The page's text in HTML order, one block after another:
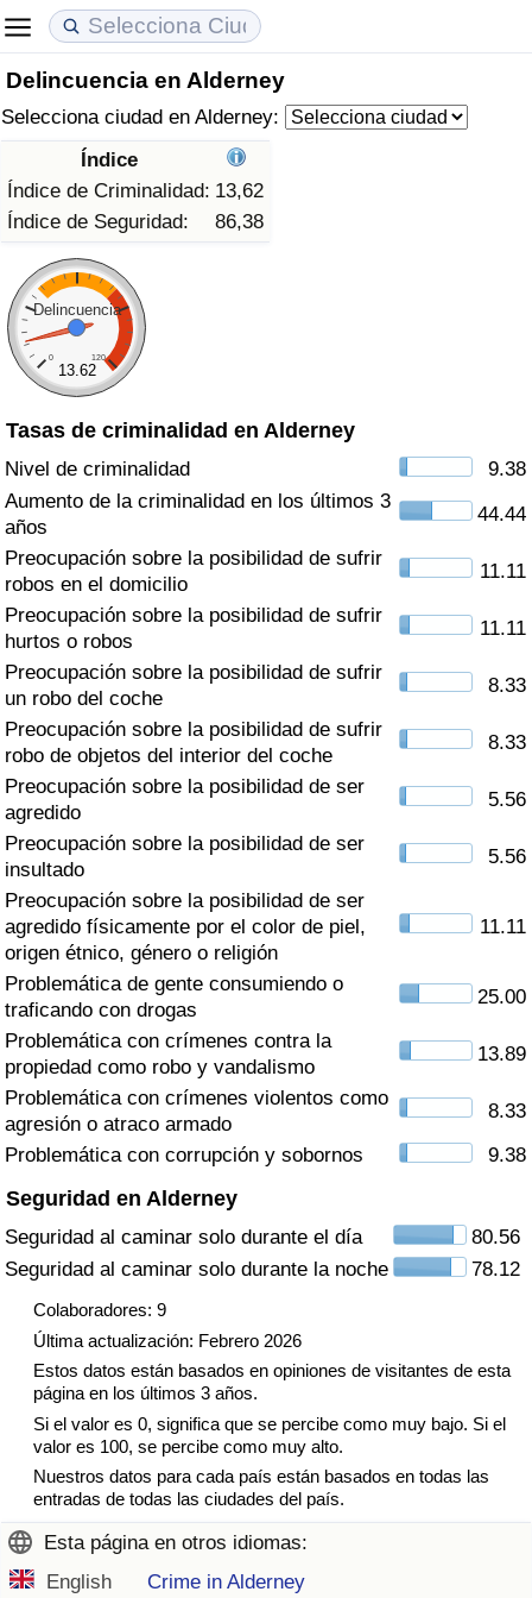
Delincuencia en Alderney
Selecciona ciudad en Alderney:
Índice
Índice de Criminalidad: 13,62
Índice de Seguridad:
86,38
Delincuencia
0 120
13.62
Tasas de criminalidad en Alderney
Nivel de criminalidad
9.38
Aumento de la criminalidad en los últimos 3
años
44.44
Preocupación sobre la posibilidad de sufrir
robos en el domicilio
11.11
Preocupación sobre la posibilidad de sufrir
hurtos o robos
11.11
Preocupación sobre la posibilidad de sufrir
un robo del coche
8.33
Preocupación sobre la posibilidad de sufrir
robo de objetos del interior del coche
8.33
Preocupación sobre la posibilidad de ser
agredido
5.56
Preocupación sobre la posibilidad de ser
insultado
5.56
Preocupación sobre la posibilidad de ser
agredido físicamente por el color de piel,
origen étnico, género o religión
11.11
Problemática de gente consumiendo o
traficando con drogas
25.00
Problemática con crímenes contra la
propiedad como robo y vandalismo
13.89
Problemática con crímenes violentos como
agresión o atraco armado
8.33
Problemática con corrupción y sobornos
9.38
Seguridad en Alderney
Seguridad al caminar solo durante el día
80.56
Seguridad al caminar solo durante la noche
78.12
Colaboradores: 9
Última actualización: Febrero 2026
Estos datos están basados en opiniones de visitantes de esta
página en los últimos 3 años.
Si el valor es 0, significa que se percibe como muy bajo. Si el
valor es 100, se percibe como muy alto.
Nuestros datos para cada país están basados en todas las
entradas de todas las ciudades del país.
Esta página en otros idiomas:
English
Crime in Alderney
Coste de vida
Índice de Costo de Vida (Actual)
Índice de Costo de Vida
Índice de costo de vida por país
en aqaba
Precios de las propiedades
Índice de Precios de Inmuebles (Actual)
Índice de Precios de Inmuebles
Índice de Precios de Inmuebles por País
Calidad de Vida
Índice de Calidad de Vida
Índice de Calidad de Vida (Actual)
Índice de calidad de vida por país
Delincuencia
Calificación del Índice de Criminalidad
(Actual)
Índice de Criminalidad
Índice de Sanidad (Actual)
Índice de Sanidad
Índice de Sanidad por País
Contaminación
Índice de Contaminación (Actual)
Índice de contaminación
Índice de Contaminación por País
Tráfico
Índice de Tráfico
Índice de Tráfico (Actual)
Índice de Tráfico por País